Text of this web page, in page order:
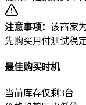
注意事项：该商家
先购买月付测试稳定
最佳购买时机
当前库存仅剩3台